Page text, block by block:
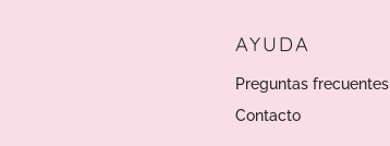
AYUDA
Preguntas frecuentes
Contacto